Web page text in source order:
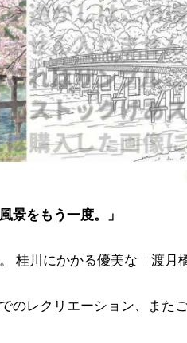
景をもう一度。」
桂川にかかる優美な「渡
のレクリエーション、また